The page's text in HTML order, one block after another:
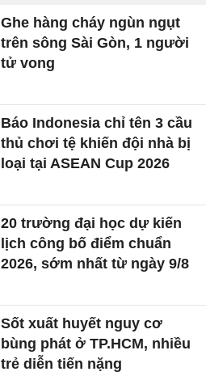
Ghe hàng cháy ngùn ngụt
trên sông Sài Gòn, 1 người
tử vong
Báo Indonesia chỉ tên 3 cầu
thủ chơi tệ khiến đội nhà bị
loại tại ASEAN Cup 2026
20 trường đại học dự kiến
lịch công bố điểm chuẩn
2026, sớm nhất từ ngày 9/8
Sốt xuất huyết nguy cơ
bùng phát ở TP.HCM, nhiều
trẻ diễn tiến nặng